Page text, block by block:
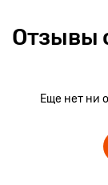
Отзывы
Еще нет ни